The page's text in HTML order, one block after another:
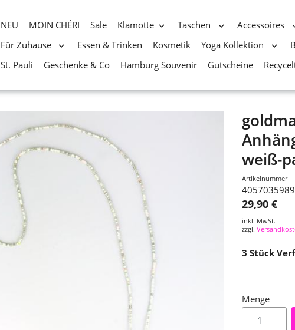
NEU MOIN CHÉRI Sale Klamotte Taschen Accessoires
Für Zuhause
Essen & Trinken Kosmetik Yoga Kollektion
St. Pauli
Geschenke & Co Hamburg Souvenir Gutscheine
weiß-
Artikelnummer
29,90 €
inkl. MwSt.
zzgl.
3 Stück
Menge